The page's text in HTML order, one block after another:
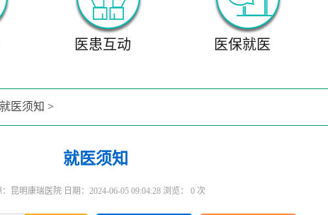
医患互动 医保就医
就医须知 >
就医须知
昆明康瑞医院 日期：2024-06-05 09:04:28 浏览： 0 次